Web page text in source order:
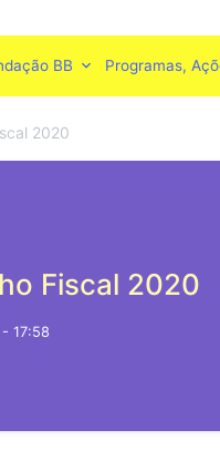
BB Programas,
2020
Fiscal 2020
17:58